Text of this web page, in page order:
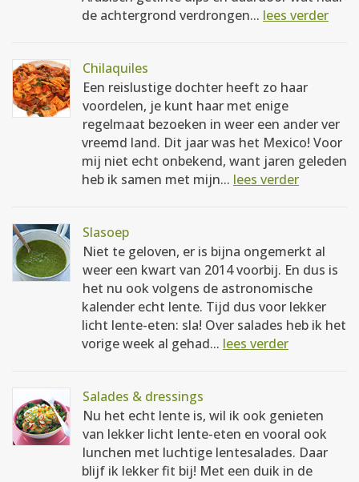
de achtergrond verdrongen... lees verder
Chilaquiles
Een reislustige dochter heeft zo haar
voordelen, je kunt haar met enige
regelmaat bezoeken in weer een ander ver
vreemd land. Dit jaar was het Mexico! Voor
mij niet echt onbekend, want jaren geleden
heb ik samen met mijn... lees verder
Slasoep
Niet te geloven, er is bijna ongemerkt al
weer een kwart van 2014 voorbij. En dus is
het nu ook volgens de astronomische
kalender echt lente. Tijd dus voor lekker
licht lente-eten: sla! Over salades heb ik het
vorige week al gehad... lees verder
Salades & dressings
Nu het echt lente is, wil ik ook genieten
van lekker licht lente-eten en vooral ook
lunchen met luchtige lentesalades. Daar
blijf ik lekker fit bij! Met een duik in de